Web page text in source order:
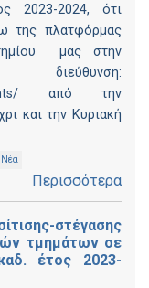
2023-2024, ότι
της πλατφόρμας
μας στην
από την
και την Κυριακή
Νέα
Περισσότερα
στέγασης
τμημάτων σε
έτος 2023-